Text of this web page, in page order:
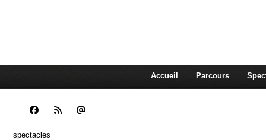
Accueil Parcours
spectacles